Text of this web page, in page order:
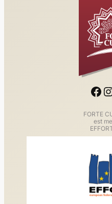
Facebook Instagram
FORTE
est